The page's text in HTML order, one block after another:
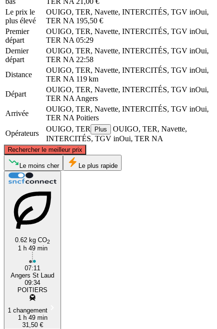
Le prix le
plus élevé
OUIGO, TER, Navette, INTERCITÉS, TGV inOui,
TER NA 195,50 €
Premier
départ
OUIGO, TER, Navette, INTERCITÉS, TGV inOui,
TER NA 05:29
Dernier
départ
OUIGO, TER, Navette, INTERCITÉS, TGV inOui,
TER NA 22:58
Distance
OUIGO, TER, Navette, INTERCITÉS, TGV inOui,
TER NA 119 km
Départ
OUIGO, TER, Navette, INTERCITÉS, TGV inOui,
TER NA Angers
Arrivée
OUIGO, TER, Navette, INTERCITÉS, TGV inOui,
TER NA Poitiers
Opérateurs
OUIGO, TER Plus
OUIGO, TER, Navette,
INTERCITÉS, TGV inOui, TER NA
Rechercher le meilleur prix
Angers
©CARTO, ©OpenStreetMap
Le moins cher Le plus rapide
0.62 kg CO2
1 h 49 min
07:11
Angers St Laud
09:34
POITIERS
1 changement
1 h 49 min
31,50 €